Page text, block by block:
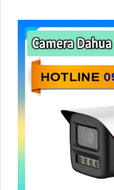
nhớ hỗ trợ đến
tiết, hỗ trợ PoE
hiệu quả